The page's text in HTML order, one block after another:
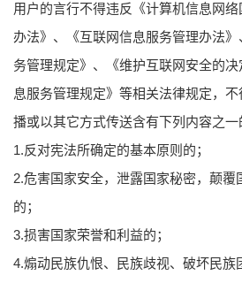
用户的言行不得违反《计算机信息网
办法》、《互联网信息服务管理办法
务管理规定》、《维护互联网安全的
息服务管理规定》等相关法律规定，
播或以其它方式传送含有下列内容之一
1.反对宪法所确定的基本原则的；
2.危害国家安全，泄露国家秘密，颠
的；
3.损害国家荣誉和利益的；
4.煽动民族仇恨、民族歧视、破坏民族